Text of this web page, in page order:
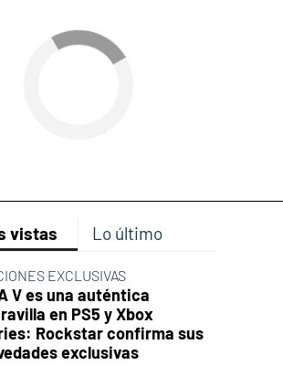
vistas Lo último
EXCLUSIVAS
V es una auténtica
en PS5 y Xbox
Rockstar confirma sus
exclusivas